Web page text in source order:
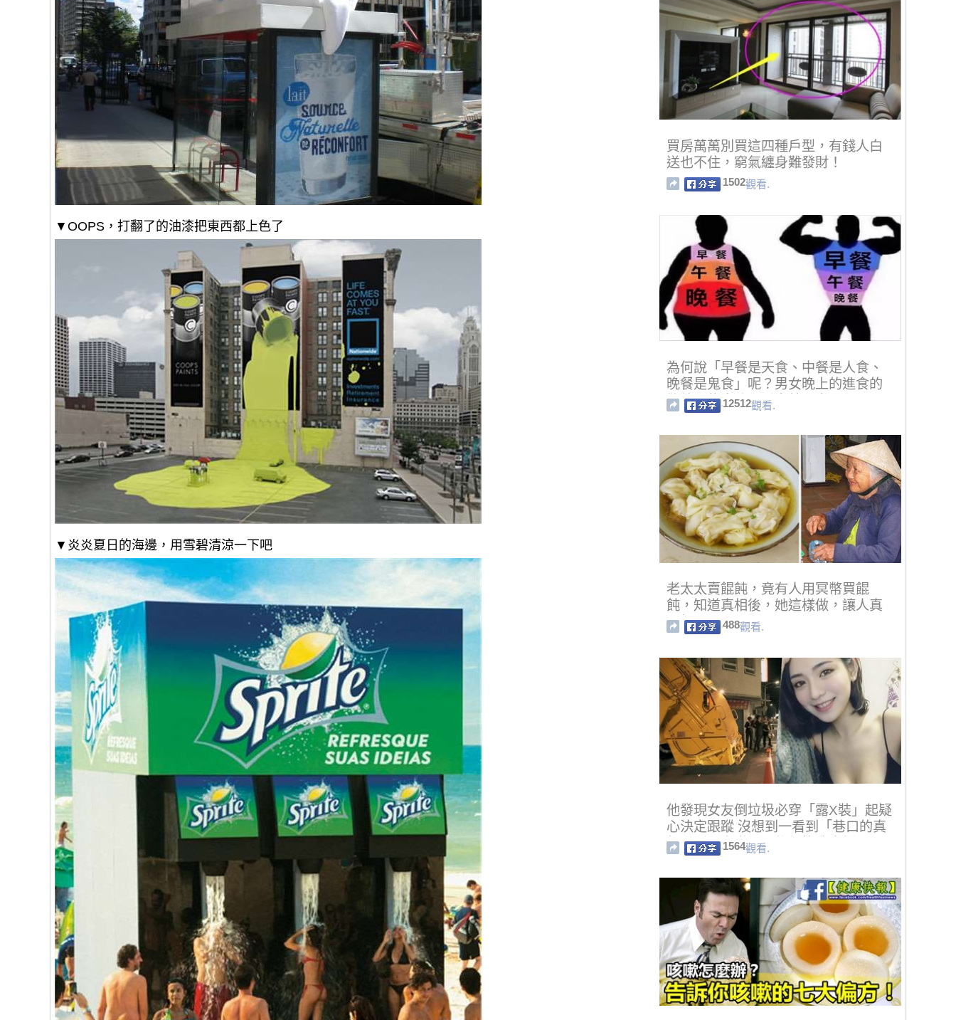
▼OOPS，打翻了的油漆把東西都上色了
▼炎炎夏日的海邊，用雪碧清涼一下吧
買房萬萬別買這四種戶型，有錢人白
送也不住，窮氣纏身難發財！
1502觀看.
為何說「早餐是天食、中餐是人食、
晚餐是鬼食」呢？男女晚上的進食的
慾望不能太強，看完就明白了！！
12512觀看.
老太太賣餛飩，竟有人用冥幣買餛
飩，知道真相後，她這樣做，讓人真
心佩服
488觀看.
他發現女友倒垃圾必穿「露X裝」起疑
心決定跟蹤 沒想到一看到「巷口的真
相」瞬間充血：以後都換我去倒！
1564觀看.